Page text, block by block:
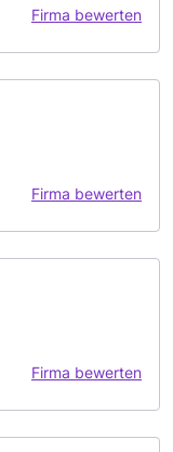
Firma bewerten
Firma bewerten
Firma bewerten